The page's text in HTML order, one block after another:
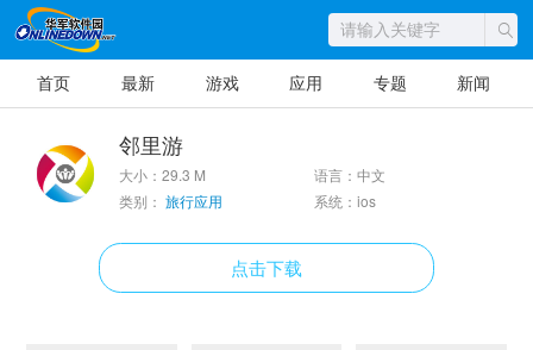
首页 最新 游戏 应用 专题 新闻
邻里游
大小：29.3 M
语言：中文
类别： 旅行应用 系统：ios
点击下载